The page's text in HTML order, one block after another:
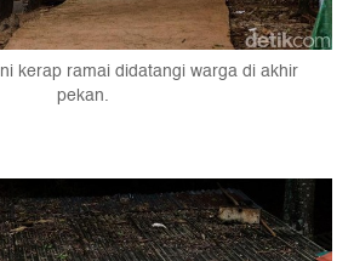
kerap ramai didatangi warga di akhir
pekan.